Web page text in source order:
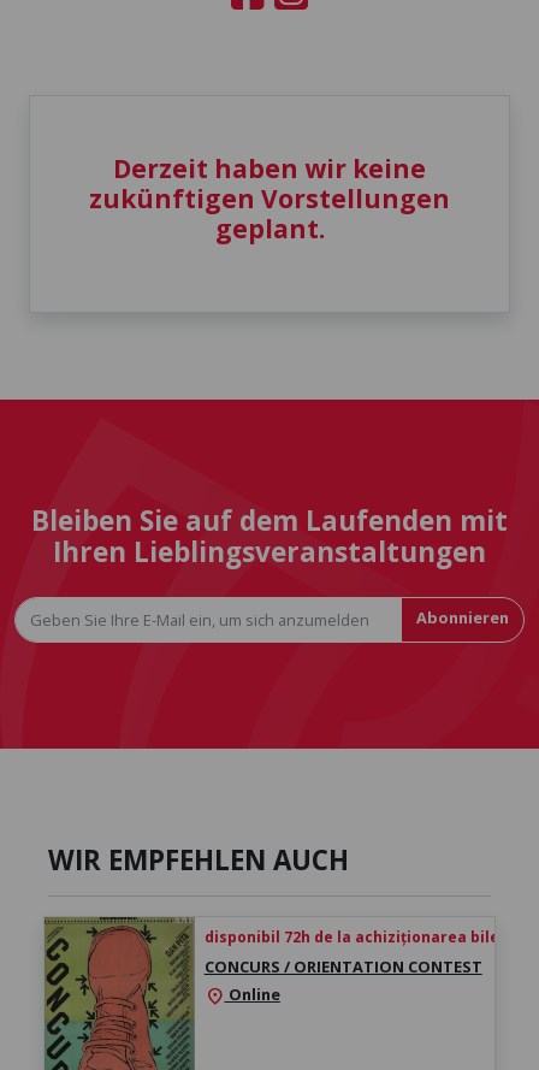
Derzeit haben wir keine
zukünftigen Vorstellungen
geplant.
Bleiben Sie auf dem Laufenden mit
Ihren Lieblingsveranstaltungen
Abonnieren
WIR EMPFEHLEN AUCH
disponibil 72h de la achiziționarea biletului
CONCURS / ORIENTATION CONTEST
location_on Online